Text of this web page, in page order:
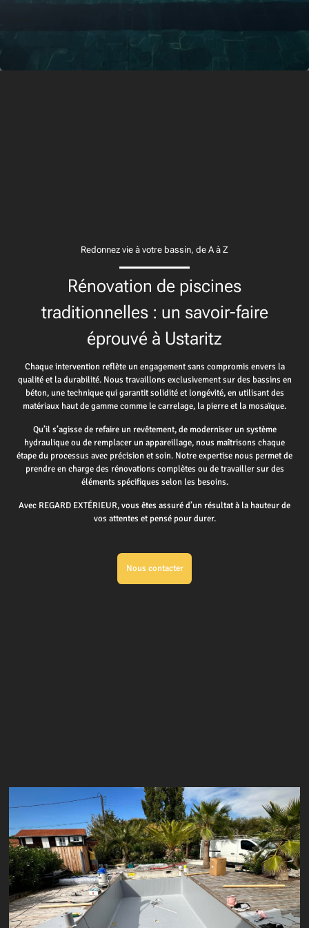
Redonnez vie à votre bassin, de A à Z
Rénovation de piscines
traditionnelles : un savoir-faire
éprouvé à Ustaritz
Chaque intervention reflète un engagement sans compromis envers la
qualité et la durabilité. Nous travaillons exclusivement sur des bassins en
béton, une technique qui garantit solidité et longévité, en utilisant des
matériaux haut de gamme comme le carrelage, la pierre et la mosaïque.
Qu’il s’agisse de refaire un revêtement, de moderniser un système
hydraulique ou de remplacer un appareillage, nous maîtrisons chaque
étape du processus avec précision et soin. Notre expertise nous permet de
prendre en charge des rénovations complètes ou de travailler sur des
éléments spécifiques selon les besoins.
Avec REGARD EXTÉRIEUR, vous êtes assuré d’un résultat à la hauteur de
vos attentes et pensé pour durer.
Nous contacter